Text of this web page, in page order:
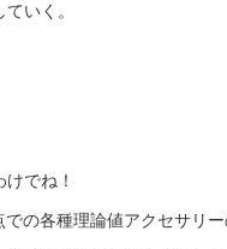
いく。
でね！
での各種理論値アクセサリ